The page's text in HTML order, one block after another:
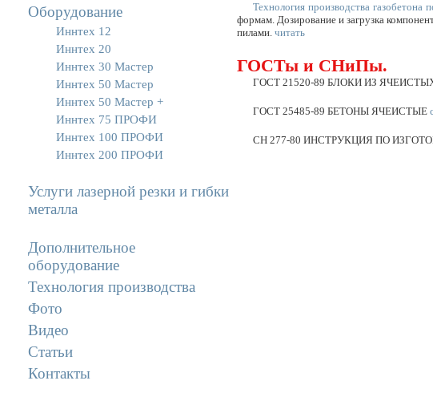
Оборудование
Иннтех 12
Иннтех 20
Иннтех 30 Мастер
Иннтех 50 Мастер
Иннтех 50 Мастер +
Иннтех 75 ПРОФИ
Иннтех 100 ПРОФИ
Иннтех 200 ПРОФИ
Услуги лазерной резки и гибки
металла
Дополнительное
оборудование
Технология производства
Фото
Видео
Статьи
Контакты
Технология производства газобетона
формам. Дозирование и загрузка
пилами. читать
ГОСТы и СНиПы.
ГОСТ 21520-89 БЛОКИ ИЗ
ГОСТ 25485-89 БЕТОНЫ ЯЧЕИСТЫЕ
СН 277-80 ИНСТРУКЦИЯ ПО